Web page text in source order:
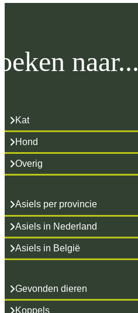
naar...
Kat
Hond
Overig
Asiels per provincie
Asiels in Nederland
Asiels in België
Gevonden dieren
Koppels